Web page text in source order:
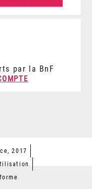
par la BnF
2017